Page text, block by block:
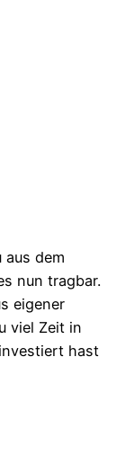
dem
nun tragbar.
eigener
viel Zeit in
hast